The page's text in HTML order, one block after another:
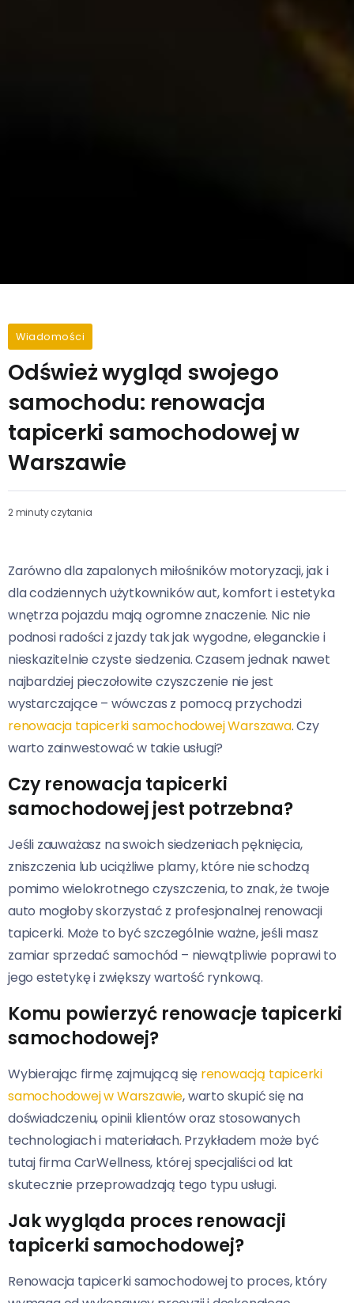
Wiadomości
Odśwież wygląd swojego
samochodu: renowacja
tapicerki samochodowej w
Warszawie
2 minuty czytania
Zarówno dla zapalonych miłośników motoryzacji, jak i
dla codziennych użytkowników aut, komfort i estetyka
wnętrza pojazdu mają ogromne znaczenie. Nic nie
podnosi radości z jazdy tak jak wygodne, eleganckie i
nieskazitelnie czyste siedzenia. Czasem jednak nawet
najbardziej pieczołowite czyszczenie nie jest
wystarczające – wówczas z pomocą przychodzi
renowacja tapicerki samochodowej Warszawa. Czy
warto zainwestować w takie usługi?
Czy renowacja tapicerki
samochodowej jest potrzebna?
Jeśli zauważasz na swoich siedzeniach pęknięcia,
zniszczenia lub uciążliwe plamy, które nie schodzą
pomimo wielokrotnego czyszczenia, to znak, że twoje
auto mogłoby skorzystać z profesjonalnej renowacji
tapicerki. Może to być szczególnie ważne, jeśli masz
zamiar sprzedać samochód – niewątpliwie poprawi to
jego estetykę i zwiększy wartość rynkową.
Komu powierzyć renowacje tapicerki
samochodowej?
Wybierając firmę zajmującą się renowacją tapicerki
samochodowej w Warszawie, warto skupić się na
doświadczeniu, opinii klientów oraz stosowanych
technologiach i materiałach. Przykładem może być
tutaj firma CarWellness, której specjaliści od lat
skutecznie przeprowadzają tego typu usługi.
Jak wygląda proces renowacji
tapicerki samochodowej?
Renowacja tapicerki samochodowej to proces, który